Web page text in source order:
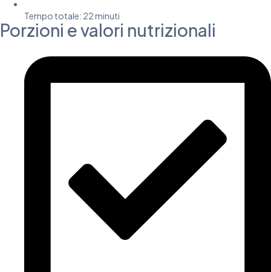
Tempo totale: 22 minuti
Porzioni e valori nutrizionali